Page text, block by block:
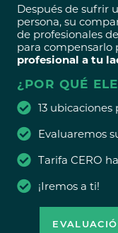
Después de sufrir
persona, su
de profesionales
para compensarlo
profesional a tu
¿POR QUÉ
13
Evaluaremos
Tarifa CERO
¡Iremos a ti!